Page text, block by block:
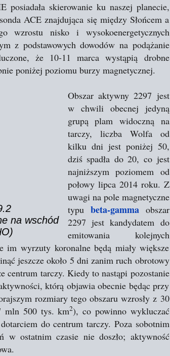
posiadała skierowanie ku naszej planecie,
ACE znajdująca się między Słońcem a
wzrostu nisko i wysokoenergetycznych
z podstawowych dowodów na podążanie
że 10-11 marca wystąpią drobne
poniżej poziomu burzy magnetycznej.
na wschód
Obszar aktywny 2297 jest
w chwili obecnej jedyną
grupą plam widoczną na
tarczy, liczba Wolfa od
kilku dni jest poniżej 50,
dziś spadła do 20, co jest
najniższym poziomem od
połowy lipca 2014 roku. Z
uwagi na pole magnetyczne
typu beta-gammaobszar
2297 jest kandydatem do
emitowania kolejnych
im wyrzuty koronalne będą miały większe
jeszcze około 5 dni zanim ruch obrotowy
centrum tarczy. Kiedy to nastąpi pozostanie
którą objawia obecnie będąc przy
rozmiary tego obszaru wzrosły z 30
mln 500 tys. km2), co powinno wykluczać
do centrum tarczy. Poza sobotnim
w ostatnim czasie nie doszło; aktywność